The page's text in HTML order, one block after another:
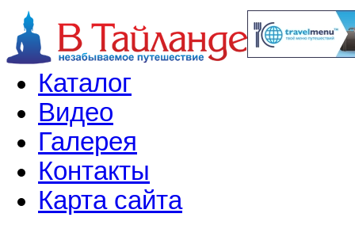
Каталог
Видео
Галерея
Контакты
Карта сайта